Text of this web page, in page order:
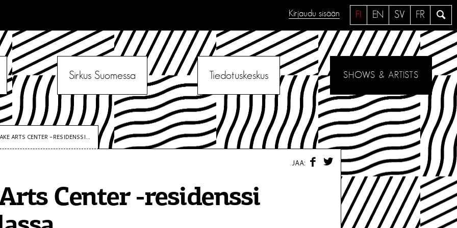
a
e
FI EN SV FR
Kirjaudu sisään
Sirkus Suomessa Tiedotuskeskus SHOWS & ARTISTS
ARTS CENTER -RESIDENSSI...
Center -residenssi
JAA:
F
W